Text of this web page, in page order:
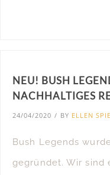
NEU! BUSH
NACHHALTIGES
24/04/2020 / BY ELLEN
Bush Legends
gegründet. Wir sind